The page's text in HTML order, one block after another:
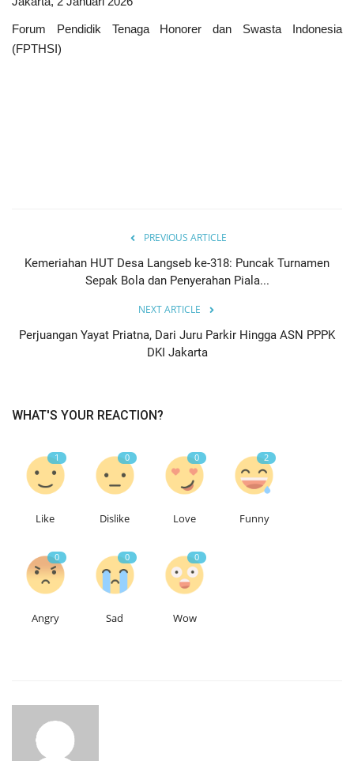
Forum Pendidik Tenaga Honorer dan Swasta Indonesia
(FPTHSI)
PREVIOUS ARTICLE
Kemeriahan HUT Desa Langseb ke-318: Puncak Turnamen
Sepak Bola dan Penyerahan Piala...
NEXT ARTICLE
Perjuangan Yayat Priatna, Dari Juru Parkir Hingga ASN PPPK
DKI Jakarta
WHAT'S YOUR REACTION?
1
Like
0
Dislike
0
Love
2
Funny
0
Angry
0
Sad
0
Wow